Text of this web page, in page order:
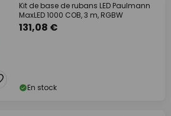
Kit de base de rubans LED Paulmann
MaxLED 1000 COB, 3 m, RGBW
131,08 €
En stock